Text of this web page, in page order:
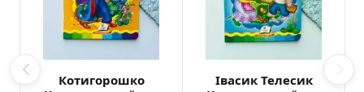
Котигорошко
Івасик Телесик